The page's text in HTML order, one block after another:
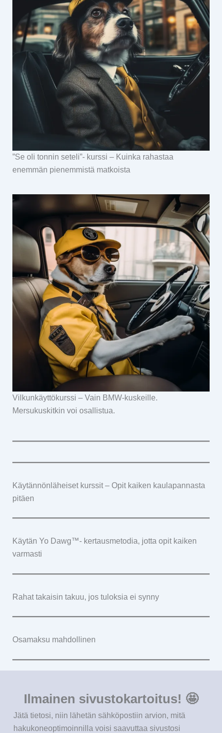
”Se oli tonnin seteli”- kurssi – Kuinka rahastaa
enemmän pienemmistä matkoista
Vilkunkäyttökurssi – Vain BMW-kuskeille.
Mersukuskitkin voi osallistua.
Käytännönläheiset kurssit – Opit kaiken kaulapannasta
pitäen
Käytän Yo Dawg™- kertausmetodia, jotta opit kaiken
varmasti
Rahat takaisin takuu, jos tuloksia ei synny
Osamaksu mahdollinen
Ilmainen sivustokartoitus! 🤩
Jätä tietosi, niin lähetän sähköpostiin arvion, mitä
hakukoneoptimoinnilla voisi saavuttaa sivustosi